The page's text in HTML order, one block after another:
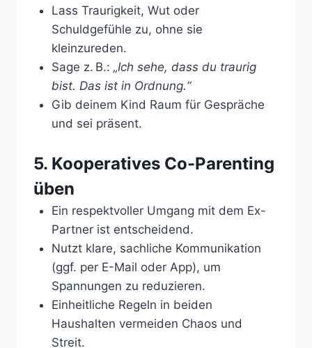
Lass Traurigkeit, Wut oder
Schuldgefühle zu, ohne sie
kleinzureden.
Sage z. B.: „Ich sehe, dass du traurig
bist. Das ist in Ordnung.“
Gib deinem Kind Raum für Gespräche
und sei präsent.
5. Kooperatives Co-Parenting
üben
Ein respektvoller Umgang mit dem Ex-
Partner ist entscheidend.
Nutzt klare, sachliche Kommunikation
(ggf. per E-Mail oder App), um
Spannungen zu reduzieren.
Einheitliche Regeln in beiden
Haushalten vermeiden Chaos und
Streit.